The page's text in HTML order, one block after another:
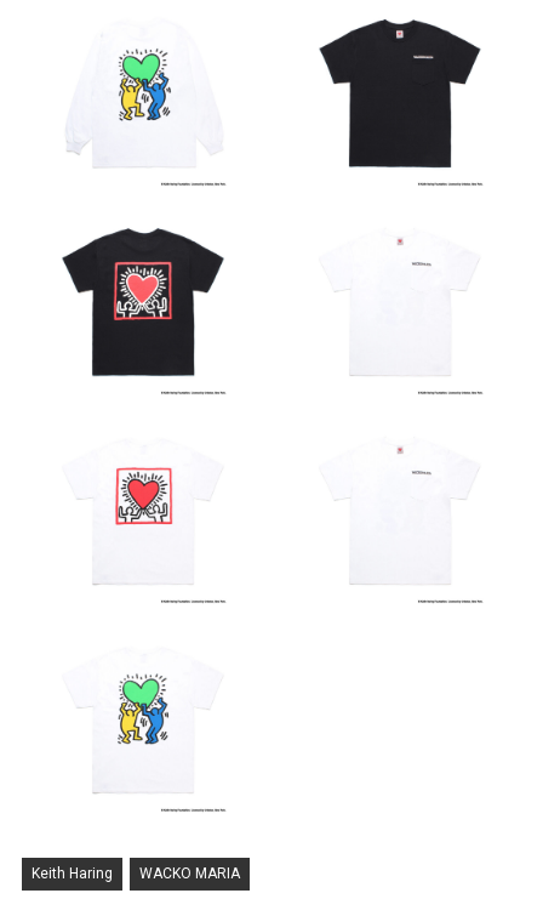
Keith Haring WACKO MARIA